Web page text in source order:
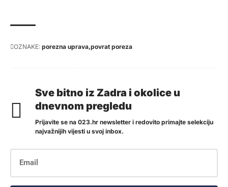
OZNAKE: porezna uprava povrat poreza
Sve bitno iz Zadra i okolice u
dnevnom pregledu
Prijavite se na 023.hr newsletter i redovito primajte selekciju
najvažnijih vijesti u svoj inbox.